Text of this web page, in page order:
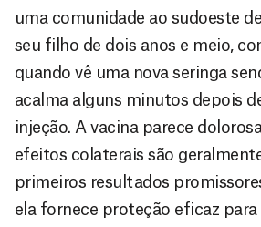
uma comunidade ao sudoeste
seu filho de dois anos e meio,
quando vê uma nova seringa
acalma alguns minutos depois
injeção. A vacina parece
efeitos colaterais são
primeiros resultados
ela fornece proteção eficaz para